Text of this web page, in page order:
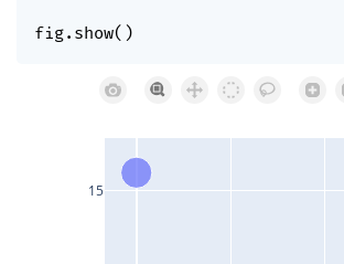
fig. show( )
15